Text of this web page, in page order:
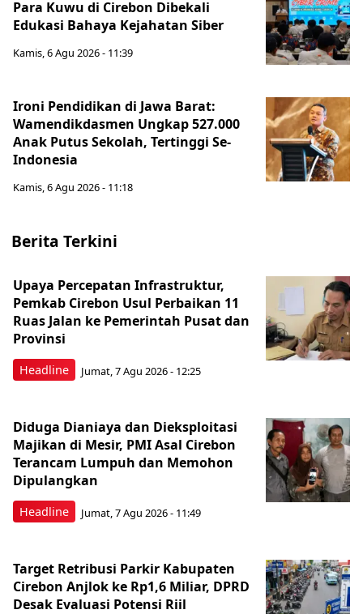
Para Kuwu di Cirebon Dibekali
Edukasi Bahaya Kejahatan Siber
Kamis, 6 Agu 2026 - 11:39
Ironi Pendidikan di Jawa Barat:
Wamendikdasmen Ungkap 527.000
Anak Putus Sekolah, Tertinggi Se-
Indonesia
Kamis, 6 Agu 2026 - 11:18
Berita Terkini
Headline
Upaya Percepatan Infrastruktur,
Pemkab Cirebon Usul Perbaikan 11
Ruas Jalan ke Pemerintah Pusat dan
Provinsi
Jumat, 7 Agu 2026 - 12:25
Headline
Diduga Dianiaya dan Dieksploitasi
Majikan di Mesir, PMI Asal Cirebon
Terancam Lumpuh dan Memohon
Dipulangkan
Jumat, 7 Agu 2026 - 11:49
Target Retribusi Parkir Kabupaten
Cirebon Anjlok ke Rp1,6 Miliar, DPRD
Desak Evaluasi Potensi Riil